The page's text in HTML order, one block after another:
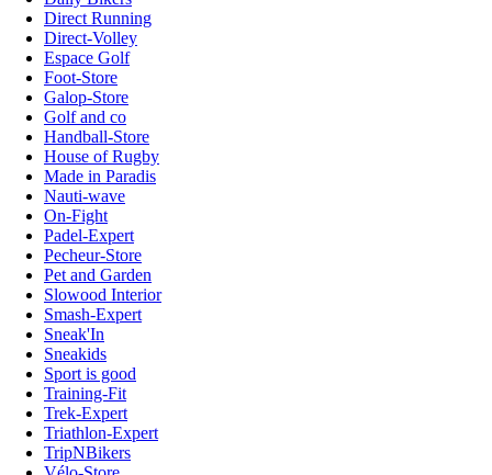
Direct Running
Direct-Volley
Espace Golf
Foot-Store
Galop-Store
Golf and co
Handball-Store
House of Rugby
Made in Paradis
Nauti-wave
On-Fight
Padel-Expert
Pecheur-Store
Pet and Garden
Slowood Interior
Smash-Expert
Sneak'In
Sneakids
Sport is good
Training-Fit
Trek-Expert
Triathlon-Expert
TripNBikers